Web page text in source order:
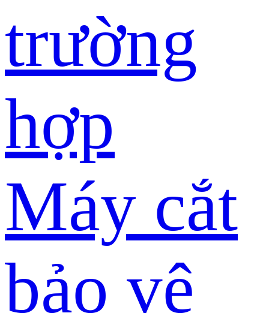
trường
hợp
Máy cắt
bảo vệ